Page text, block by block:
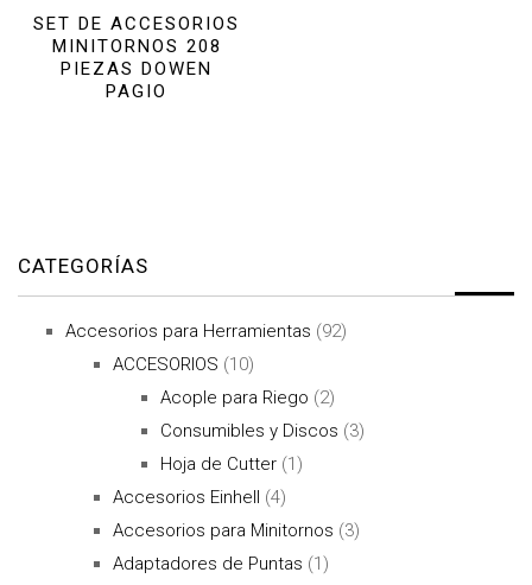
SET DE ACCESORIOS
MINITORNOS 208
PIEZAS DOWEN
PAGIO
CATEGORÍAS
Accesorios para Herramientas (92)
ACCESORIOS (10)
Acople para Riego (2)
Consumibles y Discos (3)
Hoja de Cutter (1)
Accesorios Einhell (4)
Accesorios para Minitornos (3)
Adaptadores de Puntas (1)